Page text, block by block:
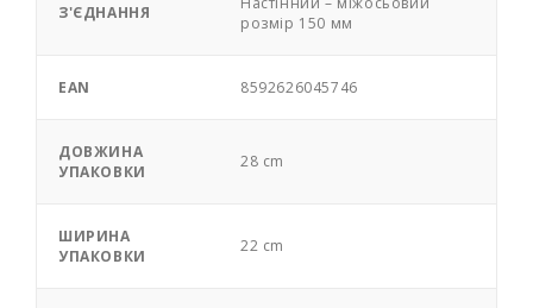
З'ЄДНАННЯ
розмір 150 мм
EAN 8592626045746
ДОВЖИНА
УПАКОВКИ
28 cm
ШИРИНА
УПАКОВКИ
22 cm